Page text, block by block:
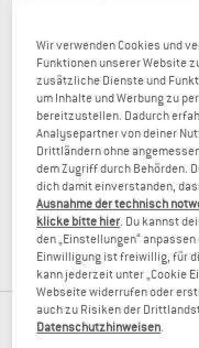
MONS ROYALE
Women's Diversion
Fahrradjacke
199,95 €ab 155,96
(0)
UNSERE
Wir verwenden Cookies und
Funktionen unserer Website
zusätzliche Dienste und
um Inhalte und Werbung zu
bereitzustellen. Dadurch
Analysepartner von deiner
Drittländern ohne
dem Zugriff durch Behörden.
dich damit einverstanden,
Ausnahme der technisch
klicke bitte hier . Du kannst
den „Einstellungen“
Einwilligung ist freiwillig, für
kann jederzeit unter „Cookie
Webseite widerrufen oder
auch zu Risiken der
Datenschutzhinweisen